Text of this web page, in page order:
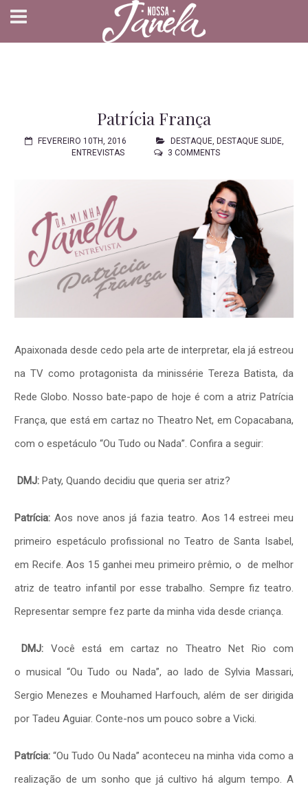
Patrícia França
FEVEREIRO 10TH, 2016 DESTAQUE, DESTAQUE SLIDE,
ENTREVISTAS
3 COMMENTS
Apaixonada desde cedo pela arte de interpretar, ela já estreou
na TV como protagonista da minissérie Tereza Batista, da
Rede Globo. Nosso bate-papo de hoje é com a atriz Patrícia
França, que está em cartaz no Theatro Net, em Copacabana,
com o espetáculo “Ou Tudo ou Nada”. Confira a seguir:
DMJ: Paty, Quando decidiu que queria ser atriz?
Patrícia: Aos nove anos já fazia teatro. Aos 14 estreei meu
primeiro espetáculo profissional no Teatro de Santa Isabel,
em Recife. Aos 15 ganhei meu primeiro prêmio, o de melhor
atriz de teatro infantil por esse trabalho. Sempre fiz teatro.
Representar sempre fez parte da minha vida desde criança.
DMJ: Você está em cartaz no Theatro Net Rio com
o musical “Ou Tudo ou Nada”, ao lado de Sylvia Massari,
Sergio Menezes e Mouhamed Harfouch, além de ser dirigida
por Tadeu Aguiar. Conte-nos um pouco sobre a Vicki.
Patrícia: “Ou Tudo Ou Nada” aconteceu na minha vida como a
realização de um sonho que já cultivo há algum tempo. A